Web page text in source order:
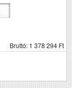
Bruttó: 1 378 294 Ft